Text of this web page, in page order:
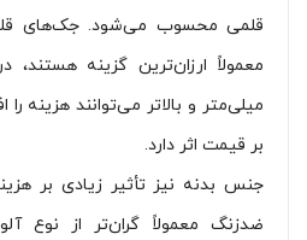
بر قیمت اثر دارد.
جنس بدنه نیز تأثیر زیادی بر
ضدزنگ معمولاً گران‌تر از نوع